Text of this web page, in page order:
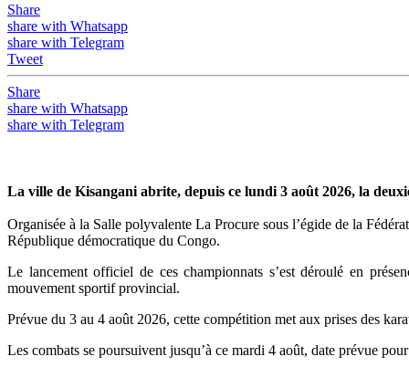
Share
share with Whatsapp
share with Telegram
Tweet
Share
share with Whatsapp
share with Telegram
La ville de Kisangani abrite, depuis ce lundi 3 août 2026, la
Organisée à la Salle polyvalente La Procure sous l’égide de la
République démocratique du Congo.
Le lancement officiel de ces championnats s’est déroulé en
mouvement sportif provincial.
Prévue du 3 au 4 août 2026, cette compétition met aux prises des
Les combats se poursuivent jusqu’à ce mardi 4 août, date prévue